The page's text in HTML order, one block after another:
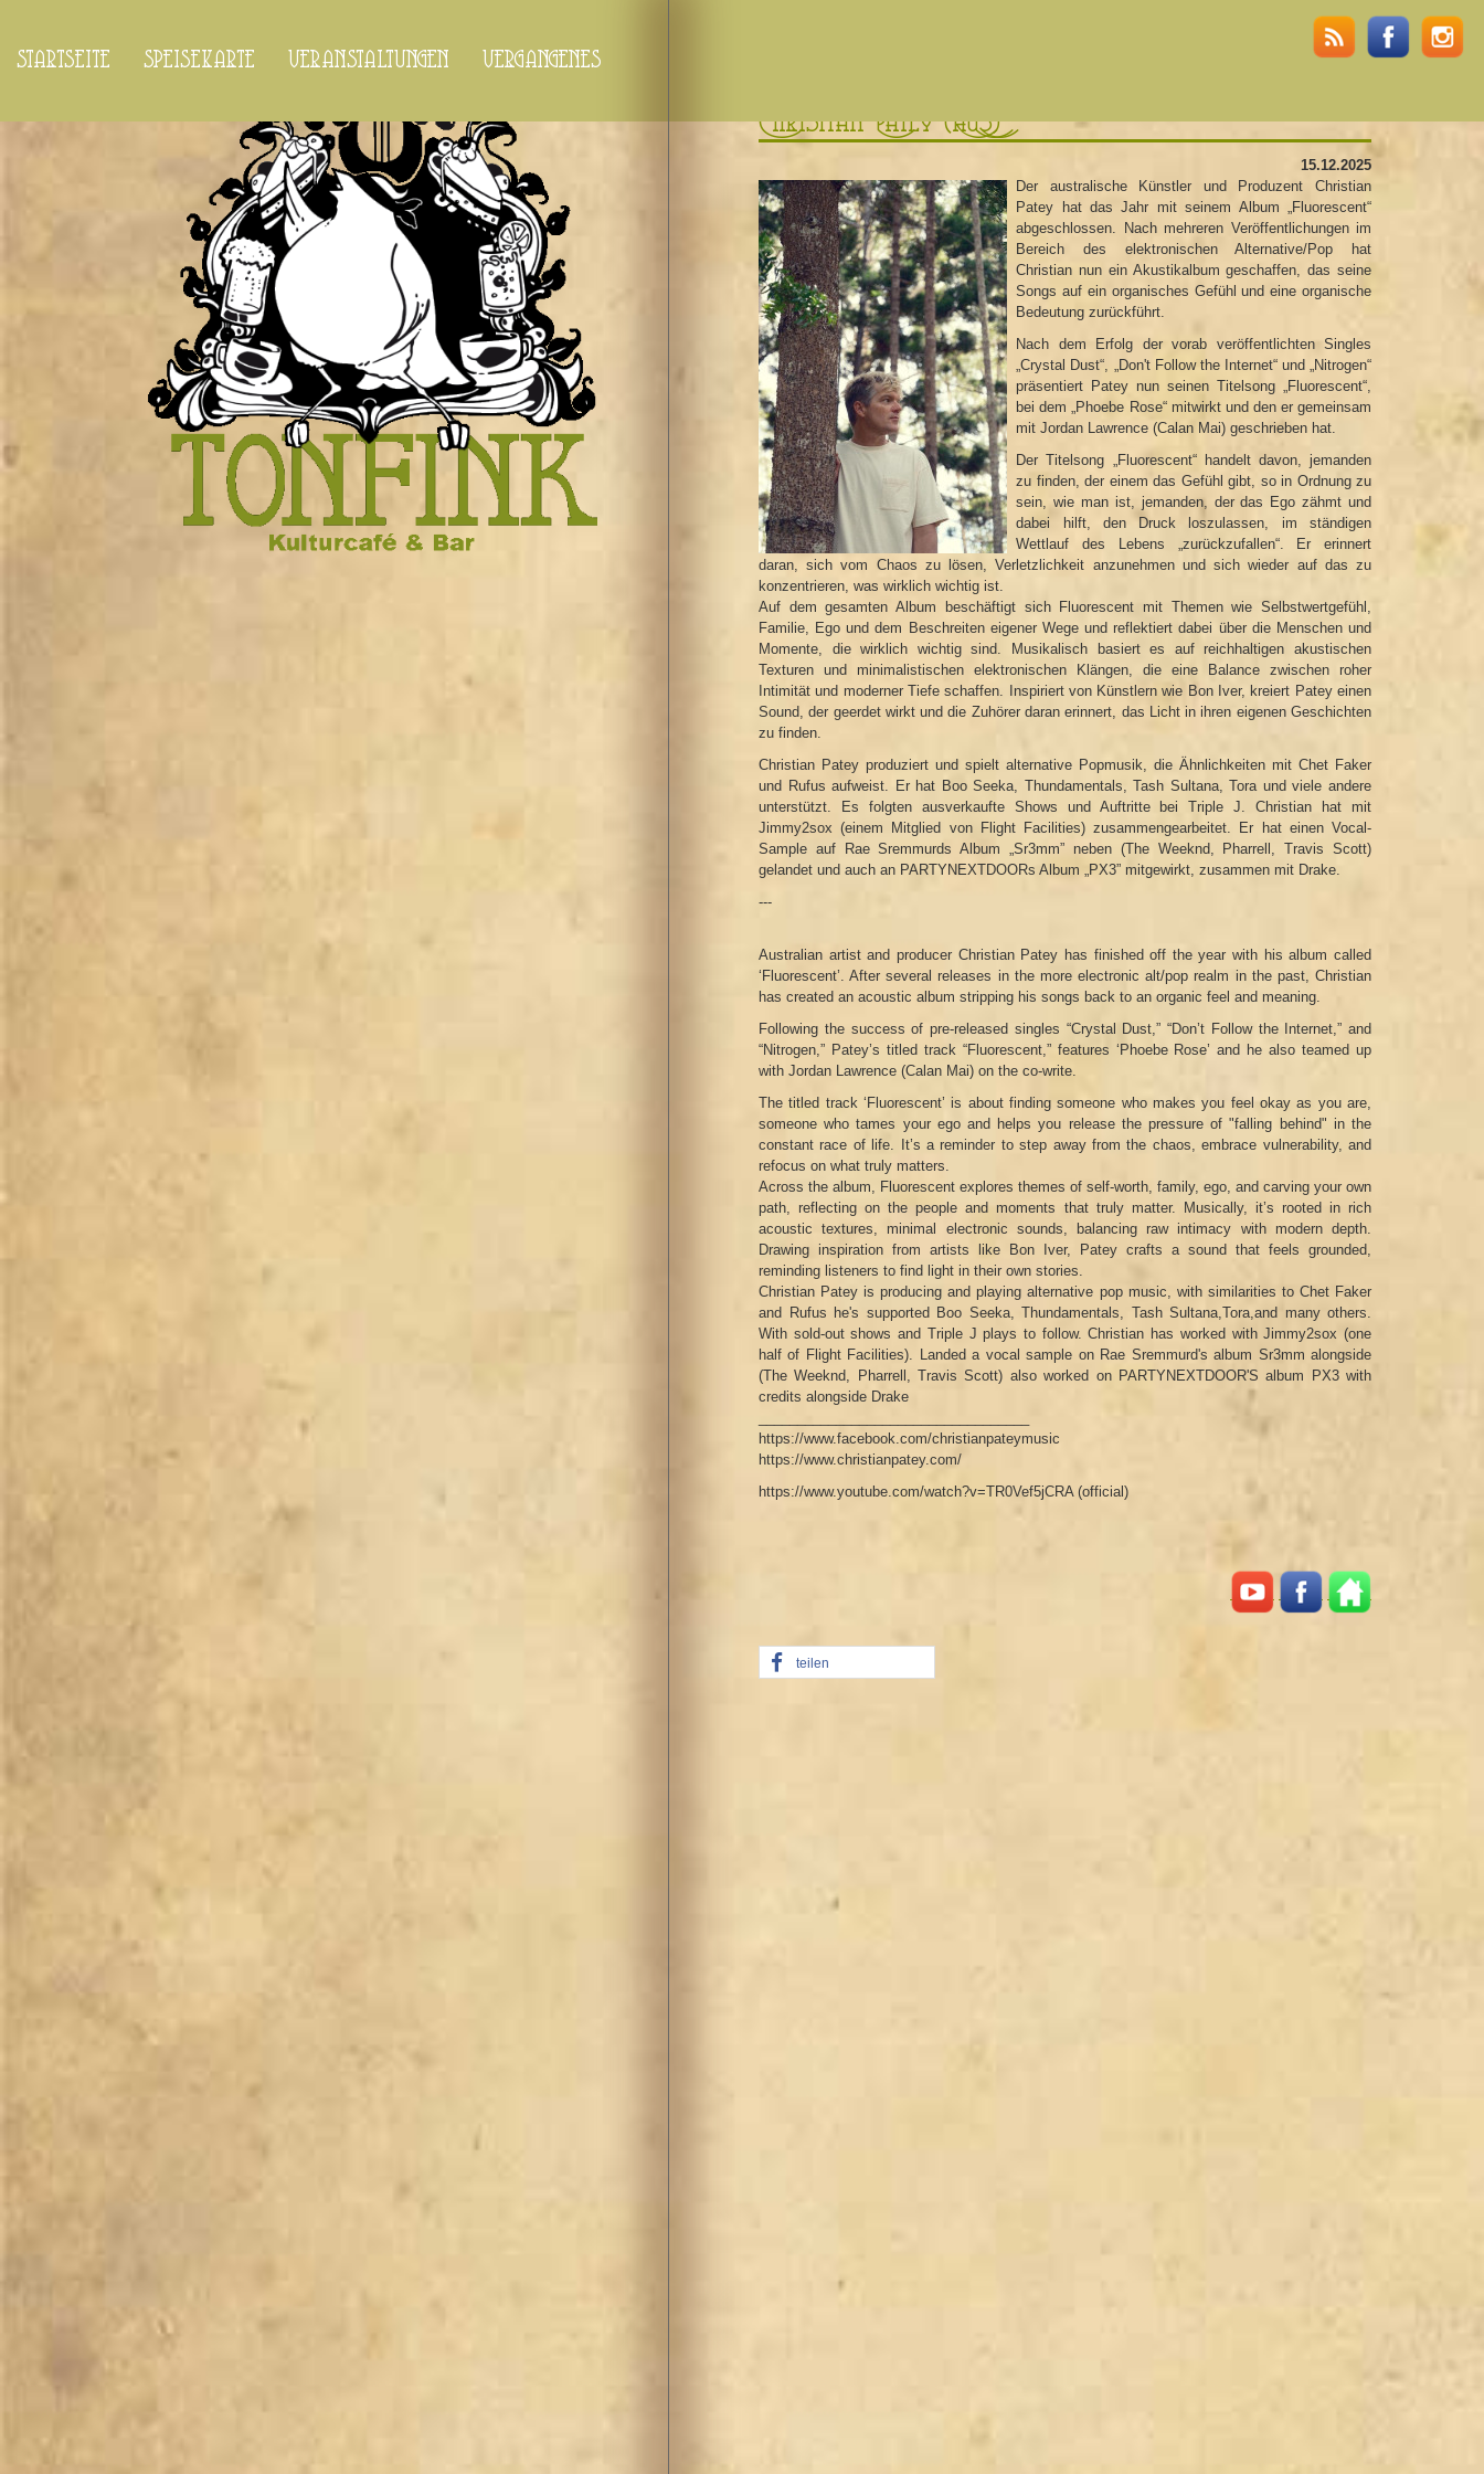
startseite speisekarte veranstaltungen vergangenes
Christian Patey (AUS)
15.12.2025
Der australische Künstler und Produzent Christian
Patey hat das Jahr mit seinem Album „Fluorescent“
abgeschlossen. Nach mehreren Veröffentlichungen im
Bereich des elektronischen Alternative/Pop hat
Christian nun ein Akustikalbum geschaffen, das seine
Songs auf ein organisches Gefühl und eine organische
Bedeutung zurückführt.
Nach dem Erfolg der vorab veröffentlichten Singles
„Crystal Dust“, „Don't Follow the Internet“ und „Nitrogen“
präsentiert Patey nun seinen Titelsong „Fluorescent“,
bei dem „Phoebe Rose“ mitwirkt und den er gemeinsam
mit Jordan Lawrence (Calan Mai) geschrieben hat.
Der Titelsong „Fluorescent“ handelt davon, jemanden
zu finden, der einem das Gefühl gibt, so in Ordnung zu
sein, wie man ist, jemanden, der das Ego zähmt und
dabei hilft, den Druck loszulassen, im ständigen
Wettlauf des Lebens „zurückzufallen“. Er erinnert
daran, sich vom Chaos zu lösen, Verletzlichkeit anzunehmen und sich wieder auf das zu
konzentrieren, was wirklich wichtig ist.
Auf dem gesamten Album beschäftigt sich Fluorescent mit Themen wie Selbstwertgefühl,
Familie, Ego und dem Beschreiten eigener Wege und reflektiert dabei über die Menschen und
Momente, die wirklich wichtig sind. Musikalisch basiert es auf reichhaltigen akustischen
Texturen und minimalistischen elektronischen Klängen, die eine Balance zwischen roher
Intimität und moderner Tiefe schaffen. Inspiriert von Künstlern wie Bon Iver, kreiert Patey einen
Sound, der geerdet wirkt und die Zuhörer daran erinnert, das Licht in ihren eigenen Geschichten
zu finden.
Christian Patey produziert und spielt alternative Popmusik, die Ähnlichkeiten mit Chet Faker
und Rufus aufweist. Er hat Boo Seeka, Thundamentals, Tash Sultana, Tora und viele andere
unterstützt. Es folgten ausverkaufte Shows und Auftritte bei Triple J. Christian hat mit
Jimmy2sox (einem Mitglied von Flight Facilities) zusammengearbeitet. Er hat einen Vocal-
Sample auf Rae Sremmurds Album „Sr3mm” neben (The Weeknd, Pharrell, Travis Scott)
gelandet und auch an PARTYNEXTDOORs Album „PX3” mitgewirkt, zusammen mit Drake.
---
Australian artist and producer Christian Patey has finished off the year with his album called
‘Fluorescent’. After several releases in the more electronic alt/pop realm in the past, Christian
has created an acoustic album stripping his songs back to an organic feel and meaning.
Following the success of pre-released singles “Crystal Dust,” “Don’t Follow the Internet,” and
“Nitrogen,” Patey’s titled track “Fluorescent,” features ‘Phoebe Rose’ and he also teamed up
with Jordan Lawrence (Calan Mai) on the co-write.
The titled track ‘Fluorescent’ is about finding someone who makes you feel okay as you are,
someone who tames your ego and helps you release the pressure of "falling behind" in the
constant race of life. It’s a reminder to step away from the chaos, embrace vulnerability, and
refocus on what truly matters.
Across the album, Fluorescent explores themes of self-worth, family, ego, and carving your own
path, reflecting on the people and moments that truly matter. Musically, it’s rooted in rich
acoustic textures, minimal electronic sounds, balancing raw intimacy with modern depth.
Drawing inspiration from artists like Bon Iver, Patey crafts a sound that feels grounded,
reminding listeners to find light in their own stories.
Christian Patey is producing and playing alternative pop music, with similarities to Chet Faker
and Rufus he's supported Boo Seeka, Thundamentals, Tash Sultana,Tora,and many others.
With sold-out shows and Triple J plays to follow. Christian has worked with Jimmy2sox (one
half of Flight Facilities). Landed a vocal sample on Rae Sremmurd's album Sr3mm alongside
(The Weeknd, Pharrell, Travis Scott) also worked on PARTYNEXTDOOR'S album PX3 with
credits alongside Drake
https://www.facebook.com/christianpateymusic
https://www.christianpatey.com/
https://www.youtube.com/watch?v=TR0Vef5jCRA (official)
teilen